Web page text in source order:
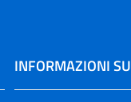
INFORMAZIONI